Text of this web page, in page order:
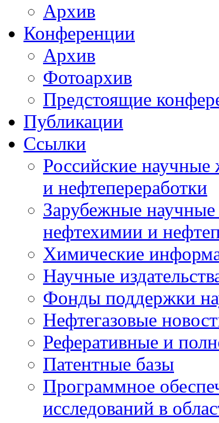
Архив
Конференции
Архив
Фотоархив
Предстоящие
Публикации
Ссылки
Российские
и нефтепереработки
Зарубежные
нефтехимии и
Химические
Научные
Фонды поддержки
Нефтегазовые
Реферативные и
Патентные базы
Программное
исследований в